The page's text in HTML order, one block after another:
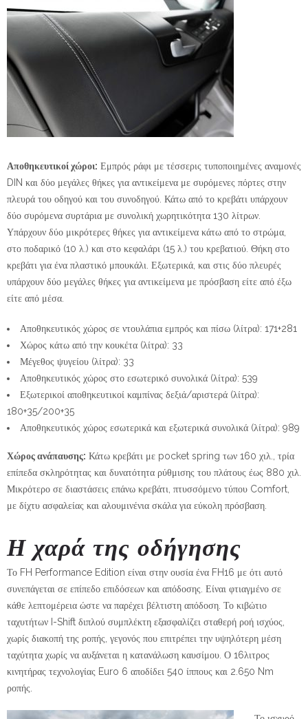
Αποθηκευτικοί χώροι: Εμπρός ράφι με τέσσερις τυποποιημένες αναμονές
DIN και δύο μεγάλες θήκες για αντικείμενα με συρόμενες πόρτες στην
πλευρά του οδηγού και του συνοδηγού. Κάτω από το κρεβάτι υπάρχουν
δύο συρόμενα συρτάρια με συνολική χωρητικότητα 130 λίτρων.
Υπάρχουν δύο μικρότερες θήκες για αντικείμενα κάτω από το στρώμα,
στο ποδαρικό (10 λ.) και στο κεφαλάρι (15 λ.) του κρεβατιού. Θήκη στο
κρεβάτι για ένα πλαστικό μπουκάλι. Εξωτερικά, και στις δύο πλευρές
υπάρχουν δύο μεγάλες θήκες για αντικείμενα με πρόσβαση είτε από έξω
είτε από μέσα.
Αποθηκευτικός χώρος σε ντουλάπια εμπρός και πίσω (λίτρα): 171+281
Χώρος κάτω από την κουκέτα (λίτρα): 33
Μέγεθος ψυγείου (λίτρα): 33
Αποθηκευτικός χώρος στο εσωτερικό συνολικά (λίτρα): 539
Εξωτερικοί αποθηκευτικοί καμπίνας δεξιά/αριστερά (λίτρα):
180+35/200+35
Αποθηκευτικός χώρος εσωτερικά και εξωτερικά συνολικά (λίτρα): 989
Χώρος ανάπαυσης: Κάτω κρεβάτι με pocket spring των 160 χιλ., τρία
επίπεδα σκληρότητας και δυνατότητα ρύθμισης του πλάτους έως 880 χιλ.
Μικρότερο σε διαστάσεις επάνω κρεβάτι, πτυσσόμενο τύπου Comfort,
με δίχτυ ασφαλείας και αλουμινένια σκάλα για εύκολη πρόσβαση.
Η χαρά της οδήγησης
Το FH Performance Edition είναι στην ουσία ένα FH16 με ότι αυτό
συνεπάγεται σε επίπεδο επιδόσεων και απόδοσης. Είναι φτιαγμένο σε
κάθε λεπτομέρεια ώστε να παρέχει βέλτιστη απόδοση. Το κιβώτιο
ταχυτήτων I-Shift διπλού συμπλέκτη εξασφαλίζει σταθερή ροή ισχύος,
χωρίς διακοπή της ροπής, γεγονός που επιτρέπει την υψηλότερη μέση
ταχύτητα χωρίς να αυξάνεται η κατανάλωση καυσίμου. Ο 16λιτρος
κινητήρας τεχνολογίας Euro 6 αποδίδει 540 ίππους και 2.650 Nm
ροπής.